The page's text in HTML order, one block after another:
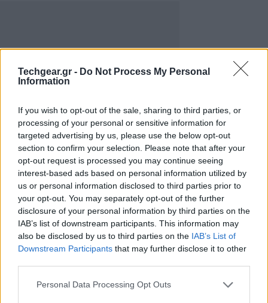
Techgear.gr - Do Not Process My Personal
Information
If you wish to opt-out of the sale, sharing to third parties, or
processing of your personal or sensitive information for
targeted advertising by us, please use the below opt-out
section to confirm your selection. Please note that after your
opt-out request is processed you may continue seeing
interest-based ads based on personal information utilized by
us or personal information disclosed to third parties prior to
your opt-out. You may separately opt-out of the further
disclosure of your personal information by third parties on the
IAB’s list of downstream participants. This information may
also be disclosed by us to third parties on the IAB’s List of
Downstream Participants that may further disclose it to other
Please note that this website/app uses one or more Google
Personal Data Processing Opt Outs
Οι πληροφορίες στην ιστοσελίδα της εταιρίας είναι
λιγοστές, αλλά μπορούμε να διακρίνουμε ότι το ένα
από αυτά θα μοιάζει περισσότερο με αναδιπλώμενο
tablet PC, αφού διαθέτει πληκτρολόγιο QWERTY.
Τα άλλα δύο θα είναι κανονικά multitouch tablets, αν
και σε μία από τις φωτογραφίες φαίνεται ότι το ένα
αποτελείται από δύο στρώματα, χωρίς όμως να είναι
ξεκάθαρο ότι σε αυτή δεν απεικονίζεται το